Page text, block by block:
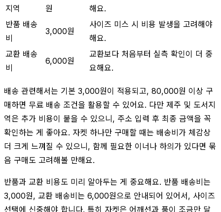
지역
원
해요.
반품 배송
비
3,000원
사이즈 미스 시 비용 발생을 고려해야
해요.
교환 배송
비
6,000원
교환보다 처음부터 실측 확인이 더 중
요해요.
배송 관련해서는 기본 3,000원이 적용되고, 80,000원 이상 구
매하면 무료 배송 조건을 활용할 수 있어요. 다만 제주 및 도서지
역은 추가 비용이 붙을 수 있으니, 주소 입력 후 최종 금액을 꼭
확인하는 게 좋아요. 자켓 하나만 구매할 때는 배송비가 체감상
더 크게 느껴질 수 있으니, 함께 필요한 이너나 하의가 있다면 묶
음 구매도 고려해볼 만해요.
반품과 교환 비용도 미리 알아두는 게 중요해요. 반품 배송비는
3,000원, 교환 배송비는 6,000원으로 안내되어 있어서, 사이즈
선택에 신중해야 합니다. 특히 자켓은 어깨선과 품이 조금만 달